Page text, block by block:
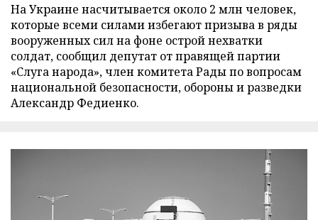
На Украине насчитывается около 2 млн человек,
которые всеми силами избегают призыва в ряды
вооруженных сил на фоне острой нехватки
солдат, сообщил депутат от правящей партии
«Слуга народа», член комитета Рады по вопросам
национальной безопасности, обороны и разведки
Александр Федиенко.